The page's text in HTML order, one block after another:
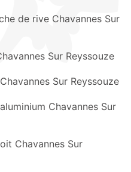
de rive Chavannes Sur
Sur Reyssouze
Sur Reyssouze
Chavannes Sur
Chavannes Sur